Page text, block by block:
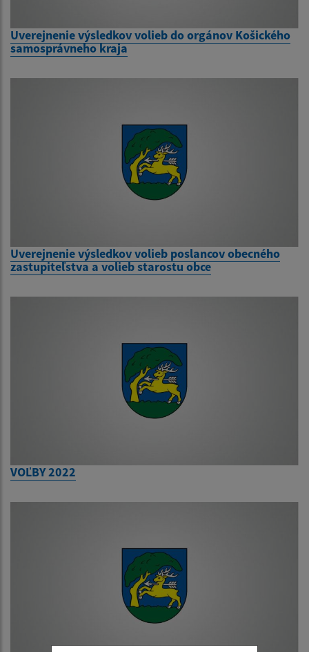
Uverejnenie výsledkov volieb do orgánov Košického
samosprávneho kraja
Uverejnenie výsledkov volieb poslancov obecného
zastupiteľstva a volieb starostu obce
VOĽBY 2022